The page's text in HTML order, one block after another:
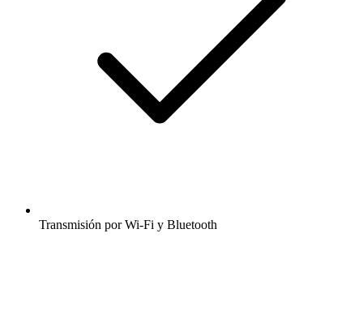
Transmisión por Wi-Fi y Bluetooth